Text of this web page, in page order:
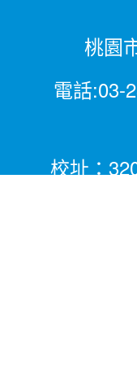
桃園
電話
校址：